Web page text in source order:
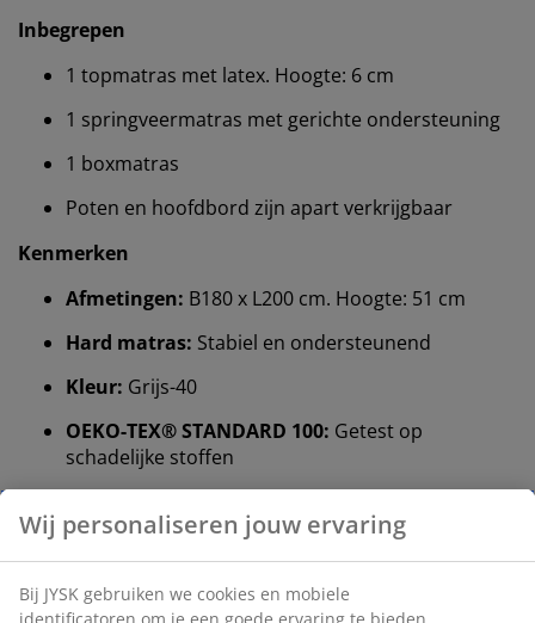
Inbegrepen
1 topmatras met latex. Hoogte: 6 cm
1 springveermatras met gerichte ondersteuning
1 boxmatras
Poten en hoofdbord zijn apart verkrijgbaar
Kenmerken
Afmetingen: B180 x L200 cm. Hoogte: 51 cm
Hard matras: Stabiel en ondersteunend
Kleur: Grijs-40
OEKO-TEX® STANDARD 100: Getest op
schadelijke stoffen
®
springveermatras en bodem zijn afkomstig uit
Wij personaliseren jouw ervaring
Bij JYSK gebruiken we cookies en mobiele
identificatoren om je een goede ervaring te bieden